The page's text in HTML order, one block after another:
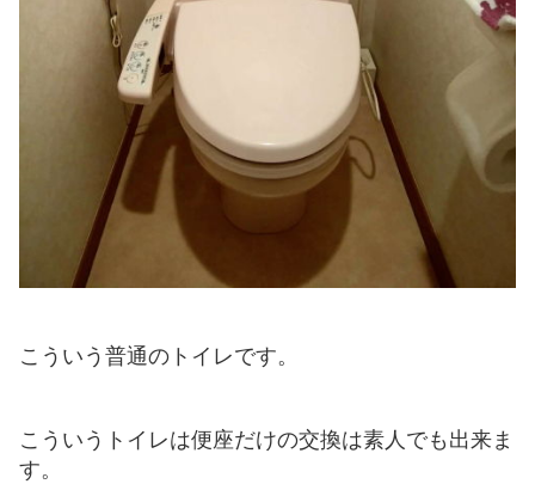
こういう普通のトイレです。
こういうトイレは便座だけの交換は素人でも出来ま
す。